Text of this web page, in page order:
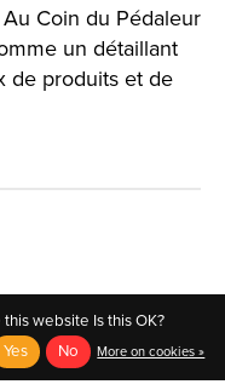
Coin du Pédaleur
un détaillant
de produits et de
website Is this OK?
Yes
No More on cookies »